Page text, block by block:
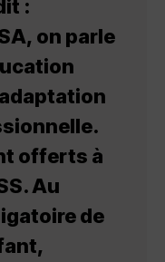
:
on parle
offerts à
Au
de